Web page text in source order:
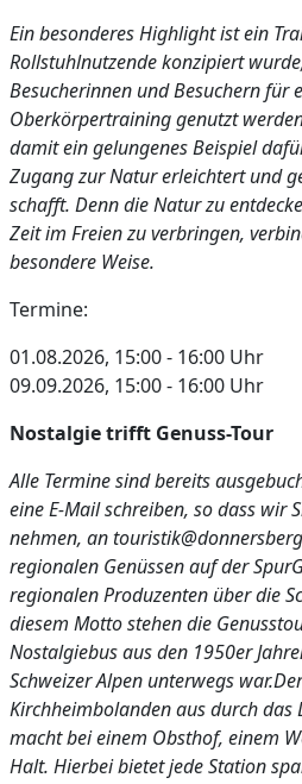
Ein besonderes Highlight ist ein
Rollstuhlnutzende konzipiert
Besucherinnen und Besuchern für
Oberkörpertraining genutzt
damit ein gelungenes Beispiel
Zugang zur Natur erleichtert und
schafft. Denn die Natur zu
Zeit im Freien zu verbringen,
besondere Weise.
Termine:
01.08.2026, 15:00 - 16:00 Uhr
09.09.2026, 15:00 - 16:00 Uhr
Nostalgie trifft Genuss-Tour
Alle Termine sind bereits
eine E-Mail schreiben, so dass wir
nehmen, an
regionalen Genüssen auf der
regionalen Produzenten über die
diesem Motto stehen die
Nostalgiebus aus den 1950er
Schweizer Alpen unterwegs
Kirchheimbolanden aus durch das
macht bei einem Obsthof, einem
Halt. Hierbei bietet jede Station